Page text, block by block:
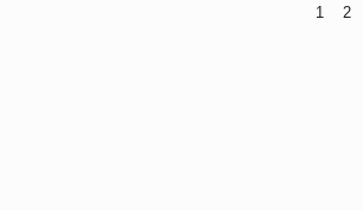
1 2